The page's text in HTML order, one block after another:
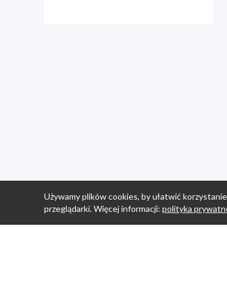
Używamy plików cookies, by ułatwić
przeglądarki. Więcej informacji: polityka